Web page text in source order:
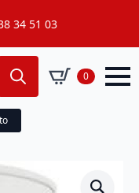
34 51 03
0